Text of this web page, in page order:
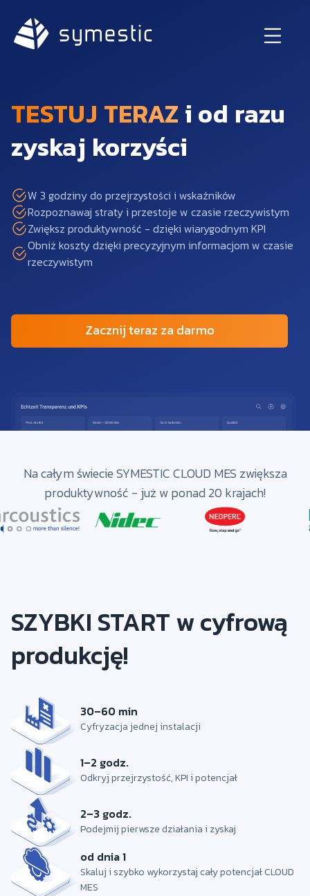
TESTUJ TERAZ i od razu
zyskaj korzyści
W 3 godziny do przejrzystości i wskaźników
Rozpoznawaj straty i przestoje w czasie rzeczywistym
Zwiększ produktywność - dzięki wiarygodnym KPI
Obniż koszty dzięki precyzyjnym informacjom w czasie
rzeczywistym
Zacznij teraz za darmo
Na całym świecie SYMESTIC CLOUD MES zwiększa
produktywność - już w ponad 20 krajach!
SZYBKI START w cyfrową
produkcję!
30–60 min
Cyfryzacja jednej instalacji
1–2 godz.
Odkryj przejrzystość, KPI i potencjał
2–3 godz.
Podejmij pierwsze działania i zyskaj
od dnia 1
Skaluj i szybko wykorzystaj cały potencjał CLOUD
MES